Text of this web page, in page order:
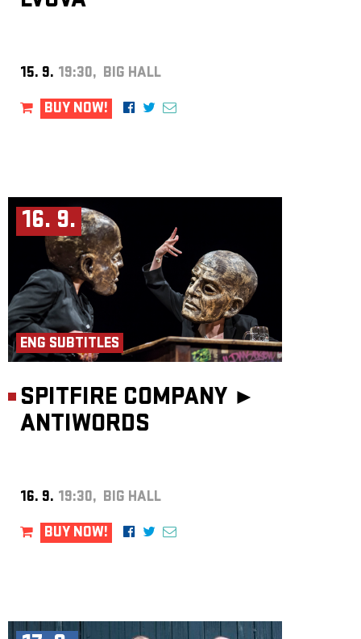
15. 9. 19:30, BIG HALL
BUY NOW!
16. 9.
ENG SUBTITLES
SPITFIRE COMPANY ►
ANTIWORDS
16. 9. 19:30, BIG HALL
BUY NOW!